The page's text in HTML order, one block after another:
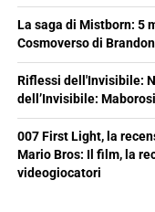
La saga di Mistborn: 5
Cosmoverso di
Riflessi dell'Invisibile:
dell’Invisibile:
007 First Light, la
Mario Bros: Il film, la
videogiocatori